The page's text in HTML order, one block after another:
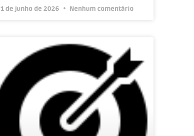
1 de junho de 2026 Nenhum comentário